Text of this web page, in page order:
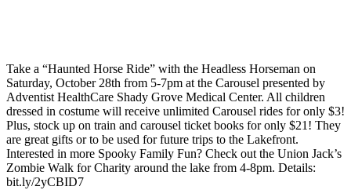
Take a “Haunted Horse Ride” with the Headless Horseman on
Saturday, October 28th from 5-7pm at the Carousel presented by
Adventist HealthCare Shady Grove Medical Center. All children
dressed in costume will receive unlimited Carousel rides for only $3!
Plus, stock up on train and carousel ticket books for only $21! They
are great gifts or to be used for future trips to the Lakefront.
Interested in more Spooky Family Fun? Check out the Union Jack’s
Zombie Walk for Charity around the lake from 4-8pm. Details:
bit.ly/2yCBID7